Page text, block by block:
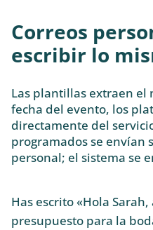
Correos
escribir lo
Las plantillas extraen el
fecha del evento, los
directamente del
programados se envían
personal; el sistema se
Has escrito «Hola
presupuesto para la